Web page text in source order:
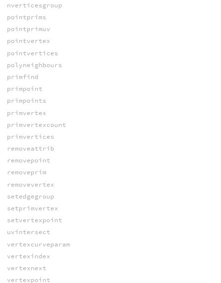
nverticesgroup
pointprims
pointprimuv
pointvertex
pointvertices
polyneighbours
primfind
primpoint
primpoints
primvertex
primvertexcount
primvertices
removeattrib
removepoint
removeprim
removevertex
setedgegroup
setprimvertex
setvertexpoint
uvintersect
vertexcurveparam
vertexindex
vertexnext
vertexpoint